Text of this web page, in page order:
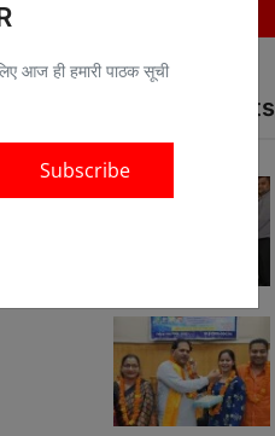
आज ही हमारी पाठक सूची
Subscribe
Popular Posts